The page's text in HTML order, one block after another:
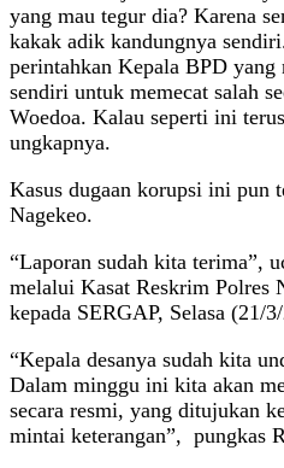
yang mau tegur dia? Karena
kakak adik kandungnya
perintahkan Kepala BPD yang
sendiri untuk memecat salah
Woedoa. Kalau seperti ini
ungkapnya.
Kasus dugaan korupsi ini pun
Nagekeo.
“Laporan sudah kita terima”,
melalui Kasat Reskrim Polres
kepada SERGAP, Selasa (21/
“Kepala desanya sudah kita
Dalam minggu ini kita akan
secara resmi, yang ditujukan
mintai keterangan”, pungkas